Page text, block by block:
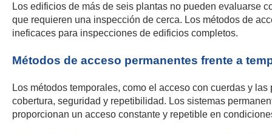
Los edificios de más de seis plantas no pueden evaluarse
que requieren una inspección de cerca. Los métodos de
ineficaces para inspecciones de edificios completos.
Métodos de acceso permanentes frente a
Los métodos temporales, como el acceso con cuerdas y
cobertura, seguridad y repetibilidad. Los sistemas
proporcionan un acceso constante y repetible en